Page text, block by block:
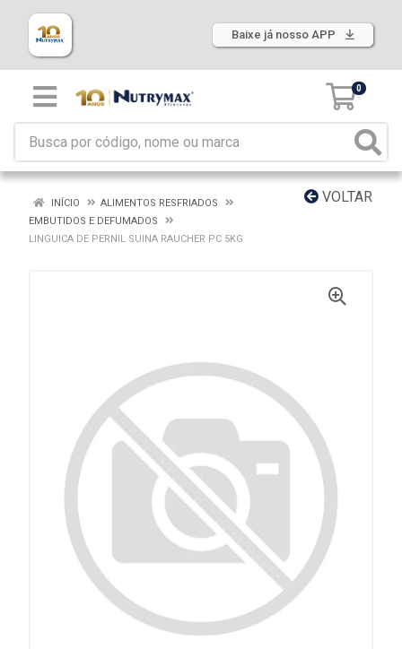
Baixe já nosso APP
0
VOLTAR
INÍCIO
ALIMENTOS RESFRIADOS
EMBUTIDOS E DEFUMADOS
LINGUICA DE PERNIL SUINA RAUCHER PC 5KG